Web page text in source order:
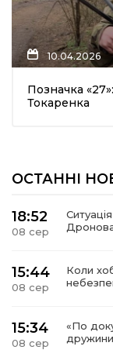
10.04.2026
Позначка
Токаренка
ОСТАННІ
18:52
08 сер
15:44
08 сер
Коли
15:34
08 сер
«По
дружини